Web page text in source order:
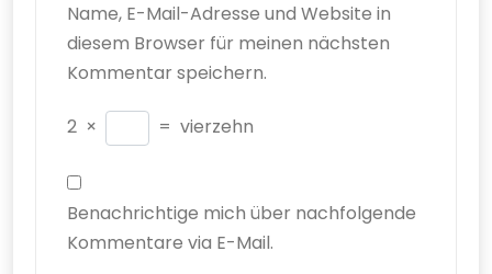
Name, E-Mail-Adresse und Website in
diesem Browser für meinen nächsten
Kommentar speichern.
2 × = vierzehn
Benachrichtige mich über nachfolgende
Kommentare via E-Mail.